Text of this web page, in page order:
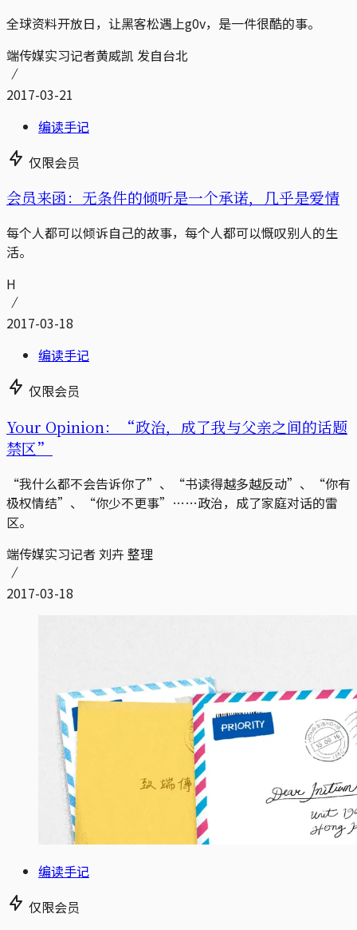
全球资料开放日，让黑客松遇上g0v，是一件很酷的事。
端传媒实习记者黄威凯 发自台北
2017-03-21
编读手记
仅限会员
会员来函：无条件的倾听是一个承诺，几乎是爱情
每个人都可以倾诉自己的故事，每个人都可以慨叹别人的生
活。
H
2017-03-18
编读手记
仅限会员
Your Opinion：“政治，成了我与父亲之间的话题
禁区”
“我什么都不会告诉你了”、“书读得越多越反动”、“你有
极权情结”、“你少不更事”……政治，成了家庭对话的雷
区。
端传媒实习记者 刘卉 整理
2017-03-18
编读手记
仅限会员